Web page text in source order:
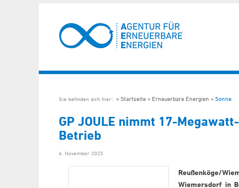
Sie befinden sich hier: Startseite Erneuerbare Energien Sonne
GP JOULE nimmt 17-
Betrieb
6. November 2025
Reußenköge/
Wiemersdorf in